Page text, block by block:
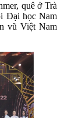
quê ở Trà
Đại học Nam
vũ Việt Nam